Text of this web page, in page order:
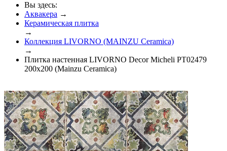
Вы здесь:
Аквакера →
Керамическая плитка
→
Коллекция LIVORNO (MAINZU Ceramica)
→
Плитка настенная LIVORNO Decor Micheli PT02479
200x200 (Mainzu Ceramica)